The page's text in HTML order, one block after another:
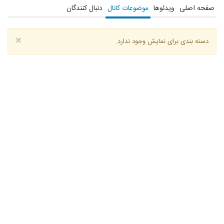
صفحه اصلی ویدئوها موضوعات کانال دنبال کنندگان
× دسته بندی برای نمایش وجود ندارد.